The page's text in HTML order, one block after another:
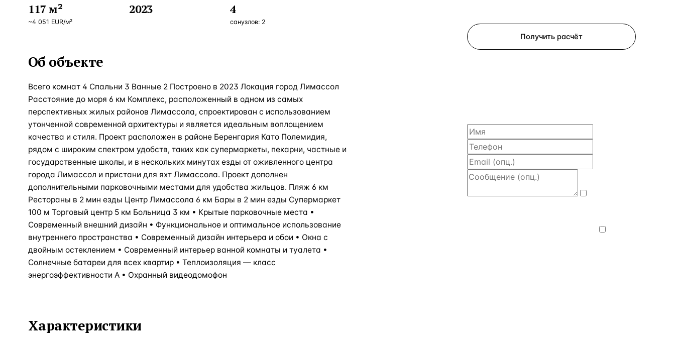
117 м²
~4 051 EUR/м²
2023 4
санузлов: 2
Об объекте
Всего комнат 4 Спальни 3 Ванные 2 Построено в 2023 Локация город Лимассол
Расстояние до моря 6 км Комплекс, расположенный в одном из самых
перспективных жилых районов Лимассола, спроектирован с использованием
утонченной современной архитектуры и является идеальным воплощением
качества и стиля. Проект расположен в районе Беренгария Като Полемидия,
рядом с широким спектром удобств, таких как супермаркеты, пекарни, частные и
государственные школы, и в нескольких минутах езды от оживленного центра
города Лимассол и пристани для яхт Лимассола. Проект дополнен
дополнительными парковочными местами для удобства жильцов. Пляж 6 км
Рестораны в 2 мин езды Центр Лимассола 6 км Бары в 2 мин езды Супермаркет
100 м Торговый центр 5 км Больница 3 км • Крытые парковочные места •
Современный внешний дизайн • Функциональное и оптимальное использование
внутреннего пространства • Современный дизайн интерьера и обои • Окна с
двойным остеклением • Современный интерьер ванной комнаты и туалета •
Солнечные батареи для всех квартир • Теплоизоляция — класс
энергоэффективности А • Охранный видеодомофон
Характеристики
Получить расчёт